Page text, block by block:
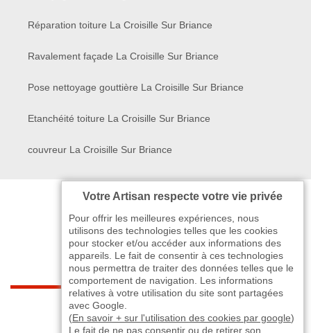
Réparation toiture La Croisille Sur Briance
Ravalement façade La Croisille Sur Briance
Pose nettoyage gouttière La Croisille Sur Briance
Etanchéité toiture La Croisille Sur Briance
couvreur La Croisille Sur Briance
Votre Artisan respecte votre vie privée
Pour offrir les meilleures expériences, nous
utilisons des technologies telles que les cookies
pour stocker et/ou accéder aux informations des
appareils. Le fait de consentir à ces technologies
nous permettra de traiter des données telles que le
comportement de navigation. Les informations
relatives à votre utilisation du site sont partagées
avec Google.
(En savoir + sur l'utilisation des cookies par google)
Le fait de ne pas consentir ou de retirer son